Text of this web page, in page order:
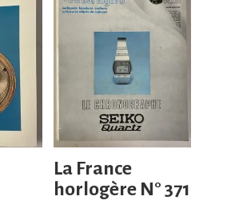
La France
horlogère N° 371